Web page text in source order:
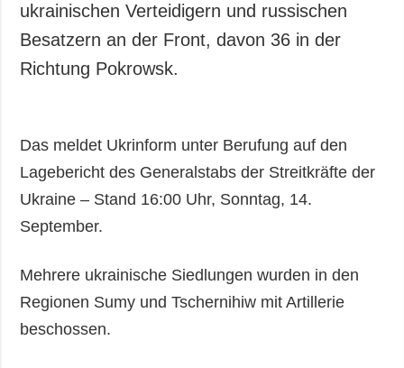
ukrainischen Verteidigern und russischen
Besatzern an der Front, davon 36 in der
Richtung Pokrowsk.
Das meldet Ukrinform unter Berufung auf den
Lagebericht des Generalstabs der Streitkräfte der
Ukraine – Stand 16:00 Uhr, Sonntag, 14.
September.
Mehrere ukrainische Siedlungen wurden in den
Regionen Sumy und Tschernihiw mit Artillerie
beschossen.